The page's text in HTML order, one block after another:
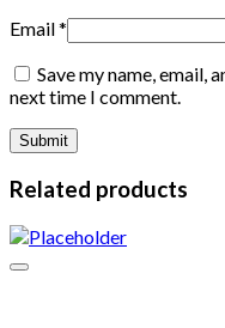
Email*
Save my name, email,
next time I comment.
Related products